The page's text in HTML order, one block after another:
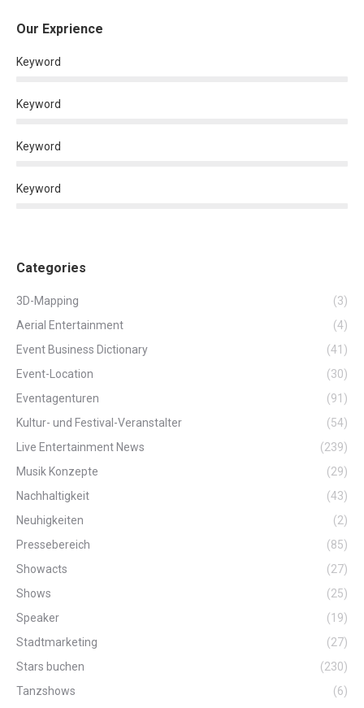
Our Exprience
Keyword
Keyword
Keyword
Keyword
Categories
3D-Mapping
(3)
Aerial Entertainment
(4)
Event Business Dictionary
(41)
Event-Location
(30)
Eventagenturen
(91)
Kultur- und Festival-Veranstalter
(54)
Live Entertainment News
(239)
Musik Konzepte
(29)
Nachhaltigkeit
(43)
Neuhigkeiten
(2)
Pressebereich
(85)
Showacts
(27)
Shows
(25)
Speaker
(19)
Stadtmarketing
(27)
Stars buchen
(230)
Tanzshows
(6)